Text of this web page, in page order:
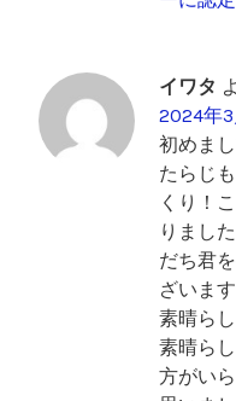
イワタ
2024年3
初めま
たらじ
くり！
りまし
だち君
ざいま
素晴ら
素晴ら
方がい